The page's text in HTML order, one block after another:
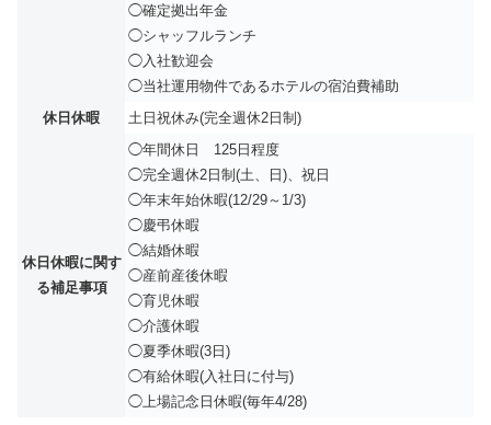
◯確定拠出年金
◯シャッフルランチ
◯入社歓迎会
◯当社運用物件であるホテルの宿泊費補助
休日休暇
土日祝休み(完全週休2日制)
休日休暇に関す
る補足事項
◯年間休日 125日程度
◯完全週休2日制(土、日)、祝日
◯年末年始休暇(12/29～1/3)
◯慶弔休暇
◯結婚休暇
◯産前産後休暇
◯育児休暇
◯介護休暇
◯夏季休暇(3日)
◯有給休暇(入社日に付与)
◯上場記念日休暇(毎年4/28)